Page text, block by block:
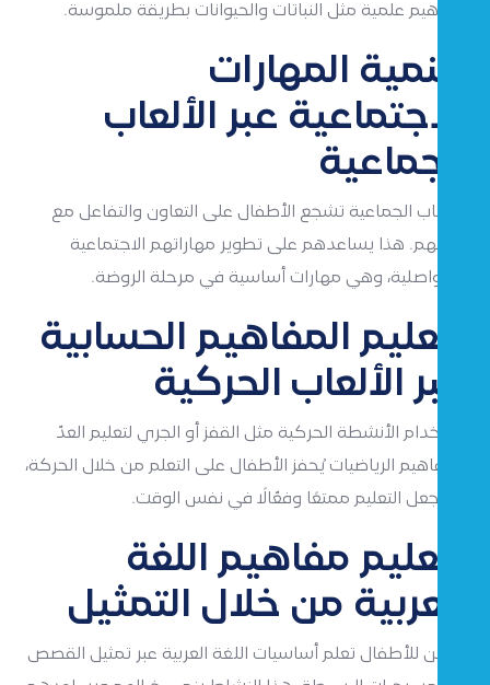
مفاهيم علمية مثل النباتات والحيوانات بطريقة ملموسة.
تنمية المهارات
الاجتماعية عبر الألعاب
الجماعية
الألعاب الجماعية تشجع الأطفال على التعاون والتفاعل مع
أقرانهم. هذا يساعدهم على تطوير مهاراتهم الاجتماعية
والتواصلية، وهي مهارات أساسية في مرحلة الروضة.
تعليم المفاهيم الحسابية
عبر الألعاب الحركية
استخدام الأنشطة الحركية مثل القفز أو الجري لتعليم العدّ
ومفاهيم الرياضيات يُحفز الأطفال على التعلم من خلال الحركة،
ما يجعل التعليم ممتعًا وفعّالًا في نفس الوقت.
تعليم مفاهيم اللغة
العربية من خلال التمثيل
يمكن للأطفال تعلم أساسيات اللغة العربية عبر تمثيل القصص